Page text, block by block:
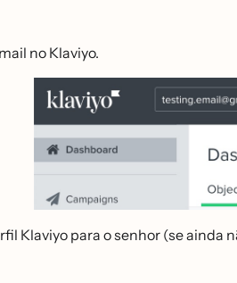
no Klaviyo.
Klaviyo para o senhor (se ainda